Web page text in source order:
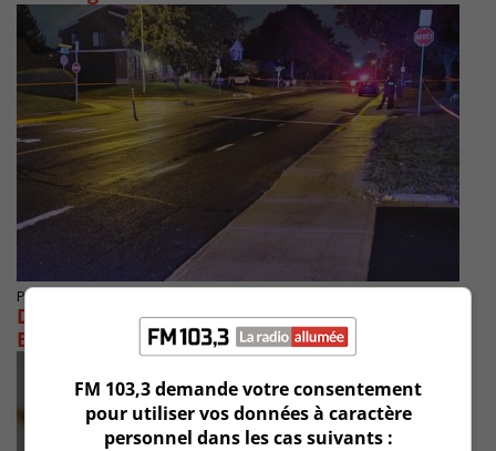
Publié le 8 septembre 2020 à 20h07
Deux personnes blessées par un chauffard à
Brossard
FM 103,3 demande votre consentement
pour utiliser vos données à caractère
personnel dans les cas suivants :